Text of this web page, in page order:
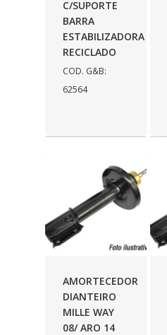
C/SUPORTE
BARRA
ESTABILIZADORA
RECICLADO
COD. G&B:
62564
AMORTECEDOR
DIANTEIRO
MILLE WAY
08/ ARO 14